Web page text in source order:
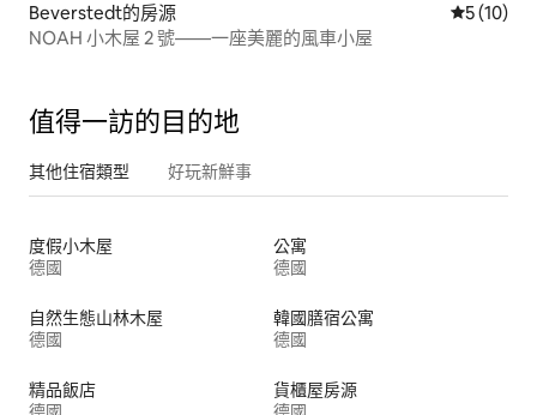
Beverstedt的房源 從 10 則
5 (10)
NOAH 小木屋 2 號——一座美麗的風車小屋
值得一訪的目的地
其他住宿類型 好玩新鮮事
度假小木屋
德國
公寓
德國
自然生態山林木屋
德國
韓國膳宿公寓
德國
精品飯店
貨櫃屋房源